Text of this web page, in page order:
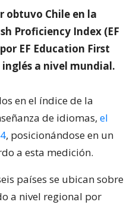
obtuvo Chile en la
Proficiency Index (EF
EF Education First
a nivel mundial.
en el índice de la
de idiomas, el
, posicionándose en un
a esta medición.
países se ubican sobre
a nivel regional por